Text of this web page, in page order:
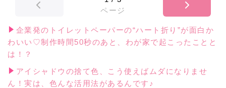
ページ
企業発のトイレットペーパーの“ハート折り”が面白か
わいい♡制作時間50秒のあと、わが家で起こったことと
は！？
アイシャドウの捨て色、こう使えばムダになりませ
ん！実は、色んな活用法があるんです♪